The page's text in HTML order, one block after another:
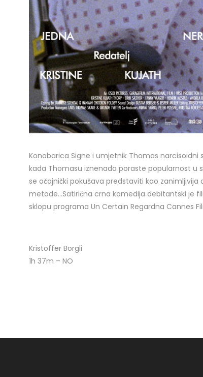
Konobarica Signe i umjetnik Thomas
kada Thomasu iznenada poraste popularnost u
se očajnički pokušava predstaviti kao
metode…Satirična crna komedija debitantski je
sklopu programa Un Certain Regardna Cannes
Kristoffer Borgli
1h 37m – NO